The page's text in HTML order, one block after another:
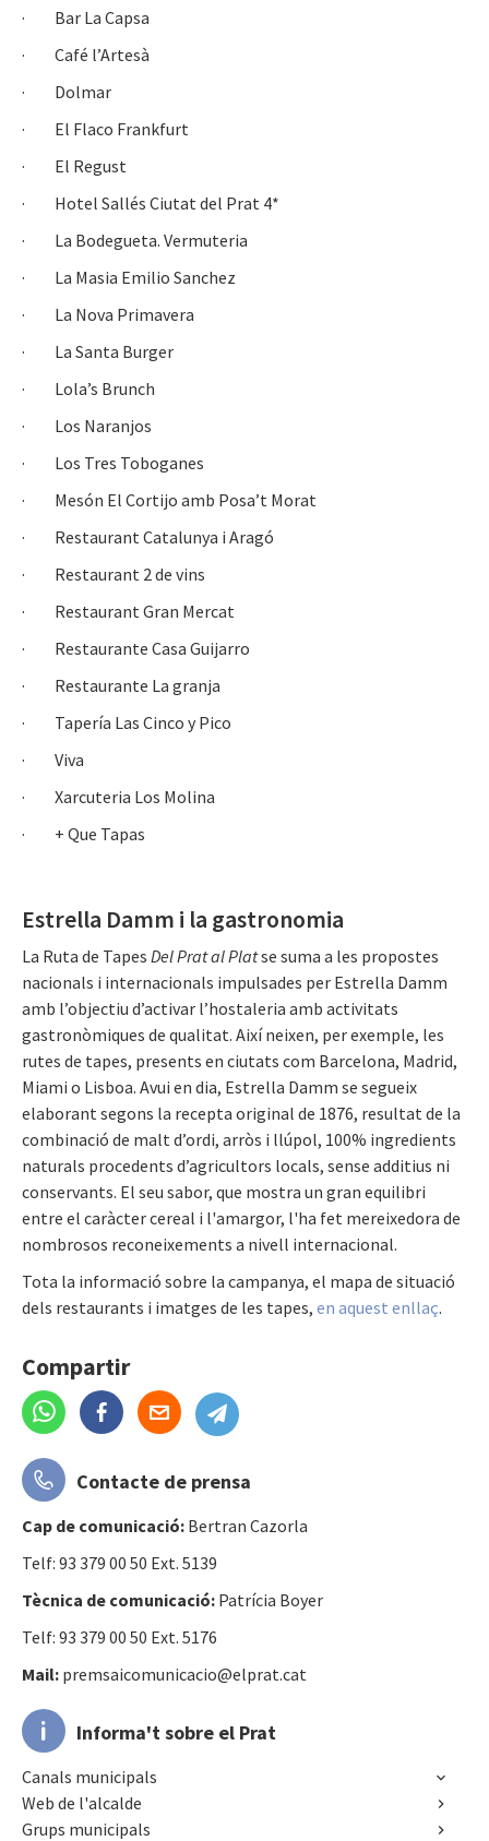
· Bar La Capsa
· Café l’Artesà
· Dolmar
· El Flaco Frankfurt
· El Regust
· Hotel Sallés Ciutat del Prat 4*
· La Bodegueta. Vermuteria
· La Masia Emilio Sanchez
· La Nova Primavera
· La Santa Burger
· Lola’s Brunch
· Los Naranjos
· Los Tres Toboganes
· Mesón El Cortijo amb Posa’t Morat
· Restaurant Catalunya i Aragó
· Restaurant 2 de vins
· Restaurant Gran Mercat
· Restaurante Casa Guijarro
· Restaurante La granja
· Tapería Las Cinco y Pico
· Viva
· Xarcuteria Los Molina
· + Que Tapas
Estrella Damm i la gastronomia
La Ruta de Tapes Del Prat al Platse suma a les propostes
nacionals i internacionals impulsades per Estrella Damm
amb l’objectiu d’activar l’hostaleria amb activitats
gastronòmiques de qualitat. Així neixen, per exemple, les
rutes de tapes, presents en ciutats com Barcelona, Madrid,
Miami o Lisboa. Avui en dia, Estrella Damm se segueix
elaborant segons la recepta original de 1876, resultat de la
combinació de malt d’ordi, arròs i llúpol, 100% ingredients
naturals procedents d’agricultors locals, sense additius ni
conservants. El seu sabor, que mostra un gran equilibri
entre el caràcter cereal i l'amargor, l'ha fet mereixedora de
nombrosos reconeixements a nivell internacional.
Tota la informació sobre la campanya, el mapa de situació
dels restaurants i imatges de les tapes, en aquest enllaç.
Compartir
Contacte de prensa
Cap de comunicació: Bertran Cazorla
Telf: 93 379 00 50 Ext. 5139
Tècnica de comunicació: Patrícia Boyer
Telf: 93 379 00 50 Ext. 5176
Mail: premsaicomunicacio@elprat.cat
Informa't sobre el Prat
Canals municipals
Web de l'alcalde
Grups municipals